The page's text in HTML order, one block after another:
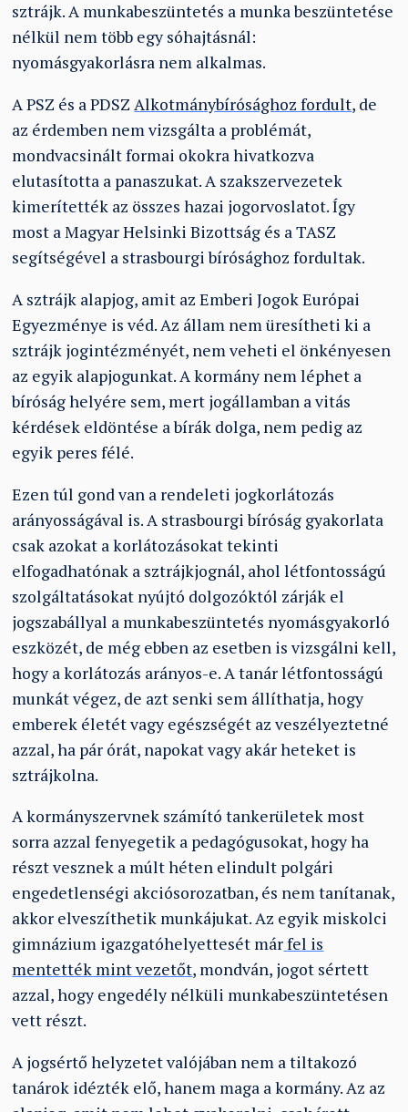
sztrájk. A munkabeszüntetés a munka beszüntetése
nélkül nem több egy sóhajtásnál:
nyomásgyakorlásra nem alkalmas.
A PSZ és a PDSZAlkotmánybírósághoz fordult, de
az érdemben nem vizsgálta a problémát,
mondvacsinált formai okokra hivatkozva
elutasította a panaszukat. A szakszervezetek
kimerítették az összes hazai jogorvoslatot. Így
most a Magyar Helsinki Bizottság és a TASZ
segítségével a strasbourgi bírósághoz fordultak.
A sztrájk alapjog, amit az Emberi Jogok Európai
Egyezménye is véd. Az állam nem üresítheti ki a
sztrájk jogintézményét, nem veheti el önkényesen
az egyik alapjogunkat. A kormány nem léphet a
bíróság helyére sem, mert jogállamban a vitás
kérdések eldöntése a bírák dolga, nem pedig az
egyik peres félé.
Ezen túl gond van a rendeleti jogkorlátozás
arányosságával is. A strasbourgi bíróság gyakorlata
csak azokat a korlátozásokat tekinti
elfogadhatónak a sztrájkjognál, ahol létfontosságú
szolgáltatásokat nyújtó dolgozóktól zárják el
jogszabállyal a munkabeszüntetés nyomásgyakorló
eszközét, de még ebben az esetben is vizsgálni kell,
hogy a korlátozás arányos-e. A tanár létfontosságú
munkát végez, de azt senki sem állíthatja, hogy
emberek életét vagy egészségét az veszélyeztetné
azzal, ha pár órát, napokat vagy akár heteket is
sztrájkolna.
A kormányszervnek számító tankerületek most
sorra azzal fenyegetik a pedagógusokat, hogy ha
részt vesznek a múlt héten elindult polgári
engedetlenségi akciósorozatban, és nem tanítanak,
akkor elveszíthetik munkájukat. Az egyik miskolci
gimnázium igazgatóhelyettesét márfel is
mentették mint vezetőt, mondván, jogot sértett
azzal, hogy engedély nélküli munkabeszüntetésen
vett részt.
A jogsértő helyzetet valójában nem a tiltakozó
tanárok idézték elő, hanem maga a kormány. Az az